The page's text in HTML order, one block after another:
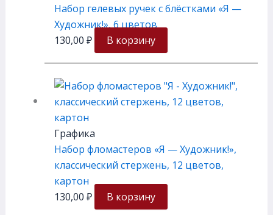
Набор гелевых ручек с блёстками «Я —
Художник!», 6 цветов
130,00 ₽ В корзину
Графика
Набор фломастеров «Я — Художник!»,
классический стержень, 12 цветов,
картон
130,00 ₽ В корзину